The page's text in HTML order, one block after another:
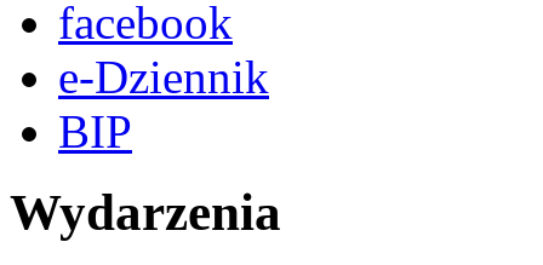
facebook
e-Dziennik
BIP
Wydarzenia